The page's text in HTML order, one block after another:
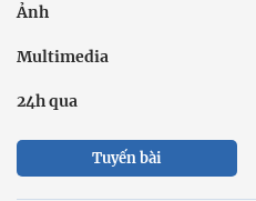
Ảnh
Multimedia
24h qua
Tuyến bài